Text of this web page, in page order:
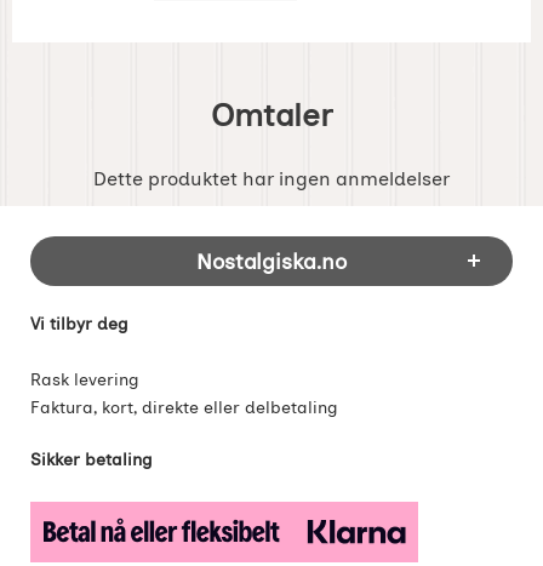
Omtaler
Dette produktet har ingen anmeldelser
Footer-innhold Blandet informasjon og
Nostalgiska.no
Vi tilbyr deg
Rask levering
Faktura, kort, direkte eller delbetaling
Sikker betaling